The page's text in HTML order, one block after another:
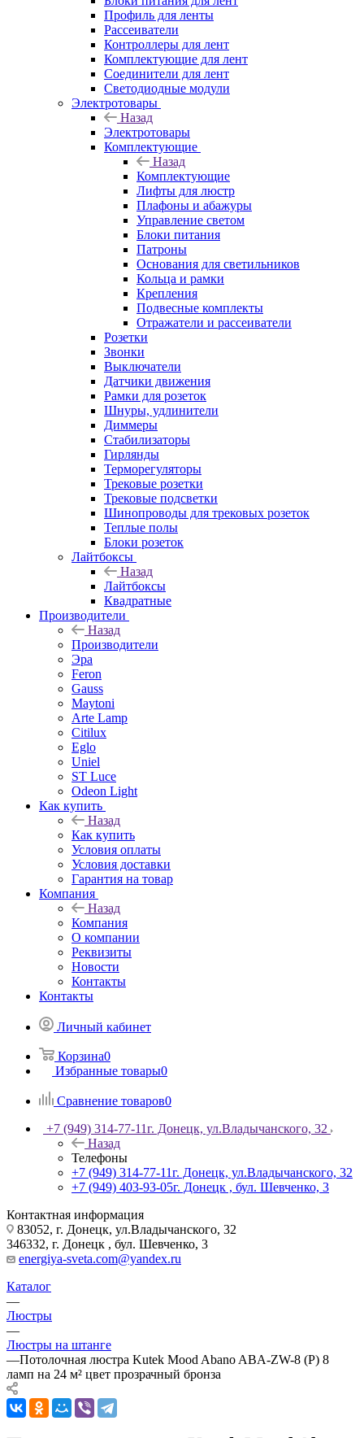
Профиль для ленты
Рассеиватели
Контроллеры для лент
Комплектующие для лент
Соединители для лент
Светодиодные модули
Электротовары
Назад
Электротовары
Комплектующие
Назад
Комплектующие
Лифты для люстр
Плафоны и абажуры
Управление светом
Блоки питания
Патроны
Основания для светильников
Кольца и рамки
Крепления
Подвесные комплекты
Отражатели и рассеиватели
Розетки
Звонки
Выключатели
Датчики движения
Рамки для розеток
Шнуры, удлинители
Диммеры
Стабилизаторы
Гирлянды
Терморегуляторы
Трековые розетки
Трековые подсветки
Шинопроводы для трековых розеток
Теплые полы
Блоки розеток
Лайтбоксы
Назад
Лайтбоксы
Квадратные
Производители
Назад
Производители
Эра
Feron
Gauss
Maytoni
Arte Lamp
Citilux
Eglo
Uniel
ST Luce
Odeon Light
Как купить
Назад
Как купить
Условия оплаты
Условия доставки
Гарантия на товар
Компания
Назад
Компания
О компании
Реквизиты
Новости
Контакты
Контакты
Личный кабинет
Корзина0
Избранные товары0
Сравнение товаров0
+7 (949) 314-77-11г. Донецк, ул.Владычанского, 32
Назад
Телефоны
+7 (949) 314-77-11г. Донецк, ул.Владычанского, 32
+7 (949) 403-93-05г. Донецк , бул. Шевченко, 3
Контактная информация
83052, г. Донецк, ул.Владычанского, 32
346332, г. Донецк , бул. Шевченко, 3
energiya-sveta.com@yandex.ru
Каталог
—
Люстры
—
Люстры на штанге
—Потолочная люстра Kutek Mood Abano ABA-ZW-8 (P) 8
ламп на 24 м² цвет прозрачный бронза